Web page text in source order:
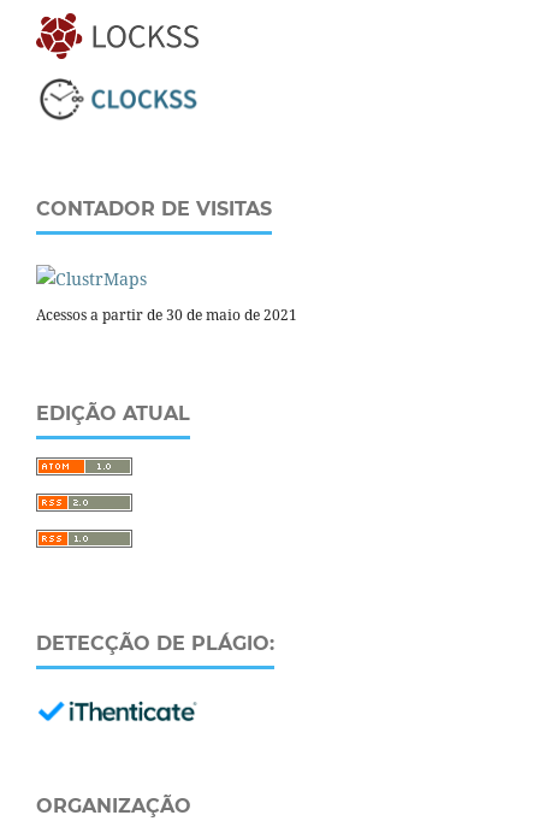
CONTADOR DE VISITAS
Acessos a partir de 30 de maio de 2021
EDIÇÃO ATUAL
DETECÇÃO DE PLÁGIO:
ORGANIZAÇÃO